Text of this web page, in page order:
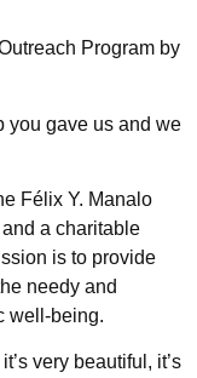
Program by
you gave us and we
Félix Y. Manalo
a charitable
is to provide
needy and
well-being.
very beautiful, it’s